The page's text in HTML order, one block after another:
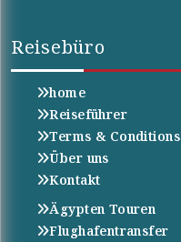
Reisebüro
home
Reiseführer
Terms & Conditions
Über uns
Kontakt
Ägypten Touren
Flughafentransfer